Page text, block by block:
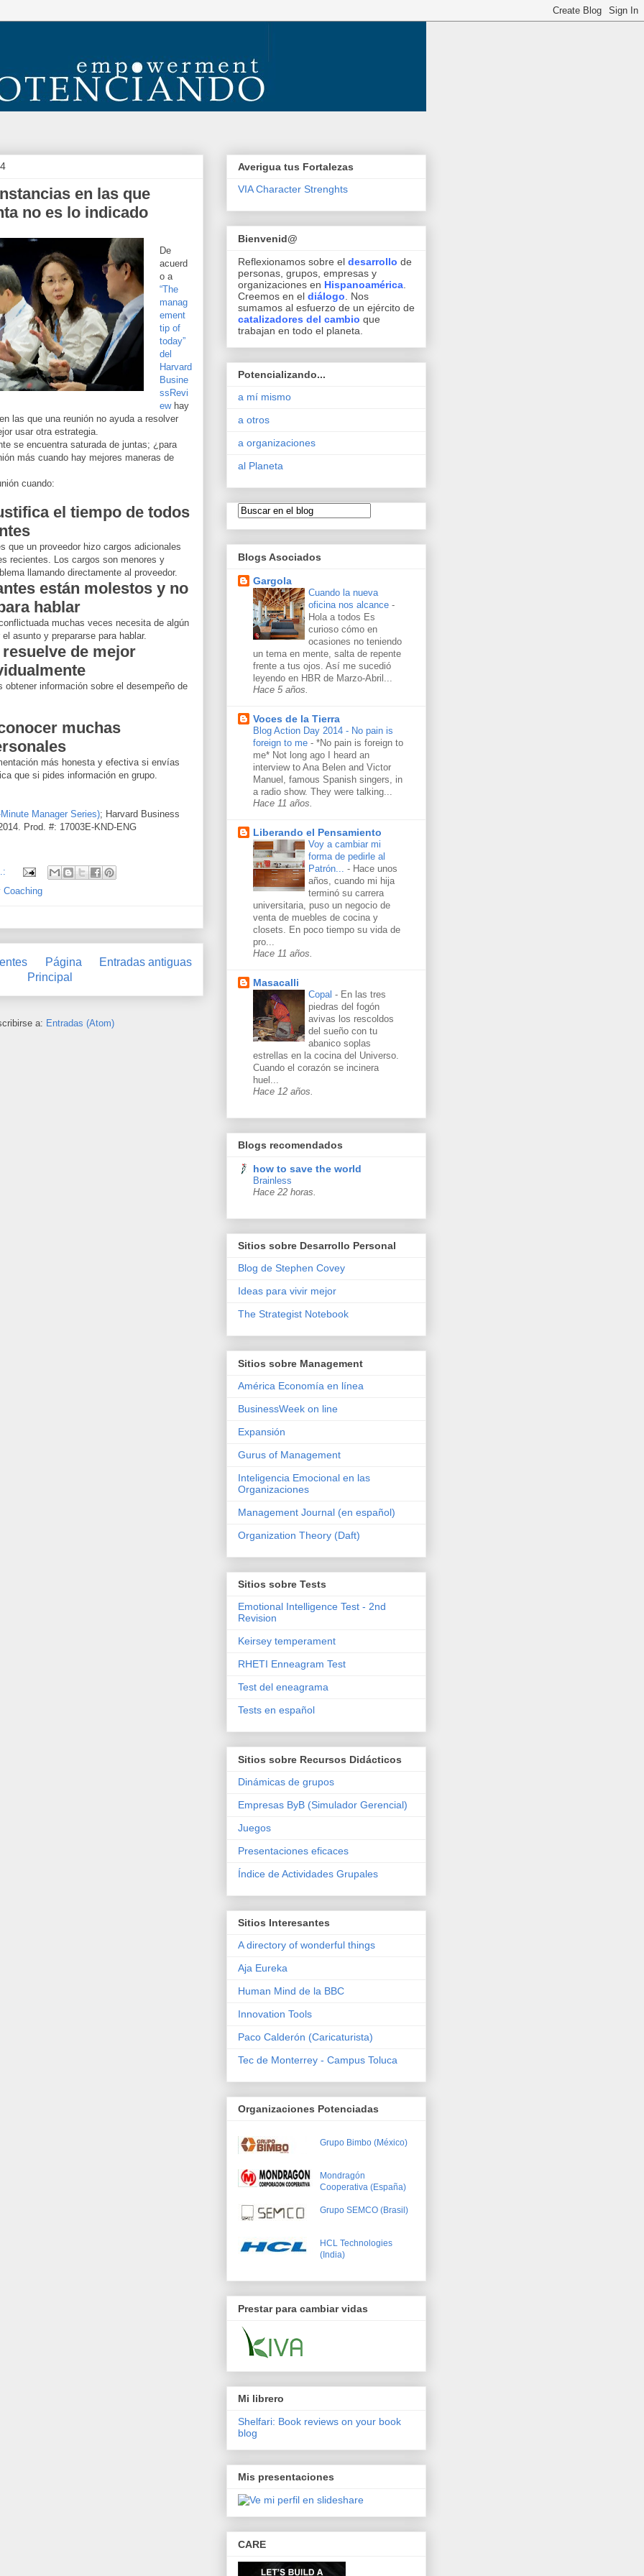
en las que
no es lo indicado
De
acuerd
o a
“The
manag
ement
tip of
today”
del
Harvard
Busine
ssRevi
ewhay
las que una reunión no ayuda a resolver
usar otra estrategia.
se encuentra saturada de juntas; ¿para
más cuando hay mejores maneras de
cuando:
el tiempo de todos
que un proveedor hizo cargos adicionales
recientes. Los cargos son menores y
llamando directamente al proveedor.
están molestos y no
hablar
muchas veces necesita de algún
asunto y prepararse para hablar.
de mejor
obtener información sobre el desempeño de
muchas
más honesta y efectiva si envías
que si pides información en grupo.
Manager Series); Harvard Business
Prod. #: 17003E-KND-ENG
Coaching
Entradas antiguas
Página
Principal
a: Entradas (Atom)
Averigua tus Fortalezas
VIA Character Strenghts
Bienvenid@
Reflexionamos sobre el desarrollo de
personas, grupos, empresas y
organizaciones en Hispanoamérica
Creemos en el diálogo . Nos
sumamos al esfuerzo de un ejército de
catalizadores del cambio que
trabajan en todo el planeta.
Potencializando...
a mí mismo
a otros
a organizaciones
al Planeta
Blogs Asociados
Gargola
Cuando la nueva
oficina nos alcance -
Hola a todos Es
curioso cómo en
ocasiones no teniendo
un tema en mente, salta de repente
frente a tus ojos. Así me sucedió
leyendo en HBR de Marzo-Abril...
Hace 5 años.
Voces de la Tierra
Blog Action Day 2014 - No pain is
foreign to me - *No pain is foreign to
me* Not long ago I heard an
interview to Ana Belen and Victor
Manuel, famous Spanish singers, in
a radio show. They were talking...
Hace 11 años.
Liberando el Pensamiento
Voy a cambiar mi
forma de pedirle al
Patrón... - Hace unos
años, cuando mi hija
terminó su carrera
universitaria, puso un negocio de
venta de muebles de cocina y
closets. En poco tiempo su vida de
pro...
Hace 11 años.
Masacalli
Copal - En las tres
piedras del fogón
avivas los rescoldos
del sueño con tu
abanico soplas
estrellas en la cocina del Universo.
Cuando el corazón se incinera
huel...
Hace 12 años.
Blogs recomendados
how to save the world
Brainless
Hace 22 horas.
Sitios sobre Desarrollo Personal
Blog de Stephen Covey
Ideas para vivir mejor
The Strategist Notebook
Sitios sobre Management
América Economía en línea
BusinessWeek on line
Expansión
Gurus of Management
Inteligencia Emocional en las
Organizaciones
Management Journal (en español)
Organization Theory (Daft)
Sitios sobre Tests
Emotional Intelligence Test - 2nd
Revision
Keirsey temperament
RHETI Enneagram Test
Test del eneagrama
Tests en español
Sitios sobre Recursos Didácticos
Dinámicas de grupos
Empresas ByB (Simulador Gerencial)
Juegos
Presentaciones eficaces
Índice de Actividades Grupales
Sitios Interesantes
A directory of wonderful things
Aja Eureka
Human Mind de la BBC
Innovation Tools
Paco Calderón (Caricaturista)
Tec de Monterrey - Campus Toluca
Organizaciones Potenciadas
Grupo Bimbo (México)
Mondragón
Cooperativa (España)
Grupo SEMCO (Brasil)
HCL Technologies
(India)
Prestar para cambiar vidas
Mi librero
Shelfari: Book reviews on your book
blog
Mis presentaciones
CARE